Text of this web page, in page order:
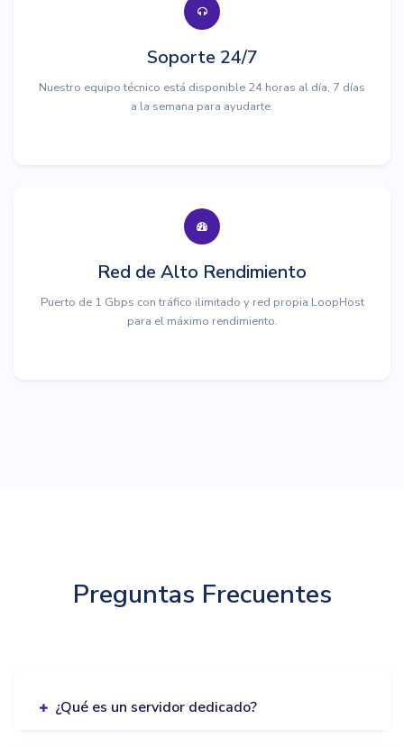
Soporte 24/7
Nuestro equipo técnico está disponible 24 horas al día, 7 días
a la semana para ayudarte.
Red de Alto Rendimiento
Puerto de 1 Gbps con tráfico ilimitado y red propia LoopHost
para el máximo rendimiento.
Preguntas Frecuentes
¿Qué es un servidor dedicado?